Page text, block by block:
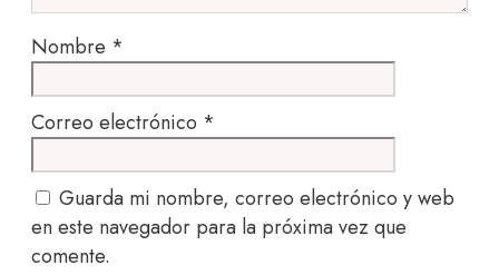
Nombre *
Correo electrónico *
Guarda mi nombre, correo electrónico y web
en este navegador para la próxima vez que
comente.